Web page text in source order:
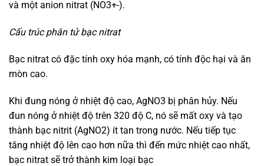
và một anion nitrat (NO3+-).
Cấu trúc phân tử bạc nitrat
Bạc nitrat có đặc tính oxy hóa mạnh, có tính độc hại và ăn
mòn cao.
Khi đung nóng ở nhiệt độ cao, AgNO3 bị phân hủy. Nếu
đun nóng ở nhiệt độ trên 320 độ C, nó sẽ mất oxy và tạo
thành bạc nitrit (AgNO2) ít tan trong nước. Nếu tiếp tục
tăng nhiệt độ lên cao hơn nữa thì đến mức nhiệt cao nhất,
bạc nitrat sẽ trở thành kim loại bạc